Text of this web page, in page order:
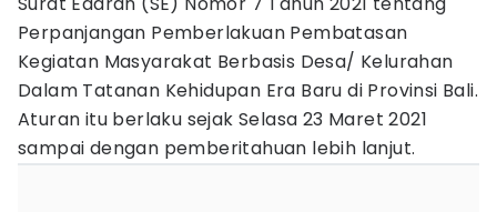
Perpanjangan Pemberlakuan Pembatasan
Kegiatan Masyarakat Berbasis Desa/ Kelurahan
Dalam Tatanan Kehidupan Era Baru di Provinsi Bali.
Aturan itu berlaku sejak Selasa 23 Maret 2021
sampai dengan pemberitahuan lebih lanjut.